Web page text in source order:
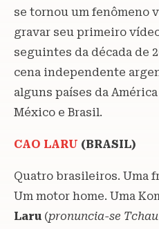
se tornou um fenômeno
gravar seu primeiro
seguintes da década de
cena independente
alguns países da
México e Brasil.
CAO LARU (BRASIL)
Quatro brasileiros. Uma
Um motor home. Uma
Laru (pronuncia-se